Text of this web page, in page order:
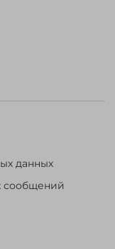
данных
сообщений